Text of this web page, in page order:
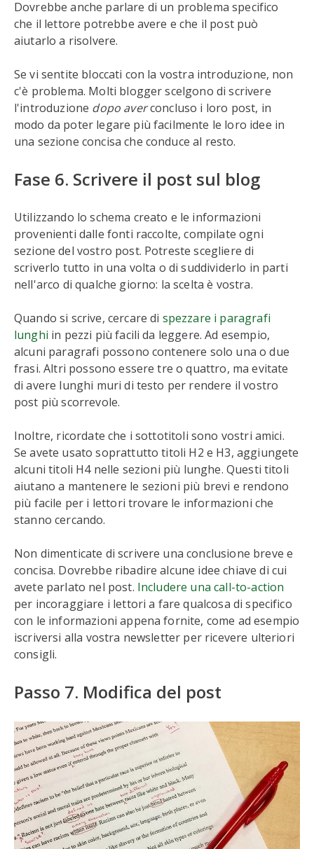
Dovrebbe anche parlare di un problema specifico
che il lettore potrebbe avere e che il post può
aiutarlo a risolvere.
Se vi sentite bloccati con la vostra introduzione, non
c'è problema. Molti blogger scelgono di scrivere
l'introduzione dopo averconcluso i loro post, in
modo da poter legare più facilmente le loro idee in
una sezione concisa che conduce al resto.
Fase 6. Scrivere il post sul blog
Utilizzando lo schema creato e le informazioni
provenienti dalle fonti raccolte, compilate ogni
sezione del vostro post. Potreste scegliere di
scriverlo tutto in una volta o di suddividerlo in parti
nell'arco di qualche giorno: la scelta è vostra.
Quando si scrive, cercare di spezzare i paragrafi
lunghi in pezzi più facili da leggere. Ad esempio,
alcuni paragrafi possono contenere solo una o due
frasi. Altri possono essere tre o quattro, ma evitate
di avere lunghi muri di testo per rendere il vostro
post più scorrevole.
Inoltre, ricordate che i sottotitoli sono vostri amici.
Se avete usato soprattutto titoli H2 e H3, aggiungete
alcuni titoli H4 nelle sezioni più lunghe. Questi titoli
aiutano a mantenere le sezioni più brevi e rendono
più facile per i lettori trovare le informazioni che
stanno cercando.
Non dimenticate di scrivere una conclusione breve e
concisa. Dovrebbe ribadire alcune idee chiave di cui
avete parlato nel post. Includere una call-to-action
per incoraggiare i lettori a fare qualcosa di specifico
con le informazioni appena fornite, come ad esempio
iscriversi alla vostra newsletter per ricevere ulteriori
consigli.
Passo 7. Modifica del post